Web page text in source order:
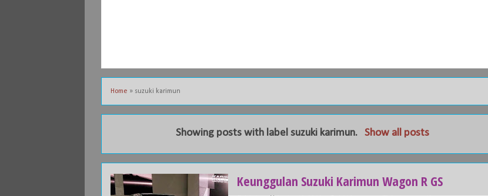
Home » suzuki karimun
Showing posts with label suzuki karimun. Show all posts
Keunggulan Suzuki Karimun Wagon R GS